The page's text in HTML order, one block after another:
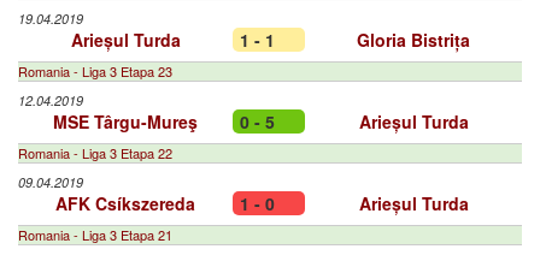
19.04.2019
Arieșul Turda 1 - 1 Gloria Bistrița
Romania - Liga 3 Etapa 23
12.04.2019
MSE Târgu-Mureş 0 - 5 Arieșul Turda
Romania - Liga 3 Etapa 22
09.04.2019
AFK Csíkszereda 1 - 0 Arieșul Turda
Romania - Liga 3 Etapa 21